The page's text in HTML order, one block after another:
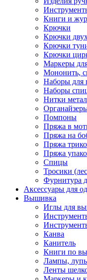
Книги и
Крючки
Крючки
Крючки
Крючки
Маркеры
Мононить,
Наборы для
Наборы
Нитки
Помпоны
Пряжа в
Пряжа на
Пряжа
Пряжа
Спицы
Тросики
Фурнитура
Аксессуары для
Вышивка
Иглы для
Канва
Канитель
Книги по
Лампы,
Ленты